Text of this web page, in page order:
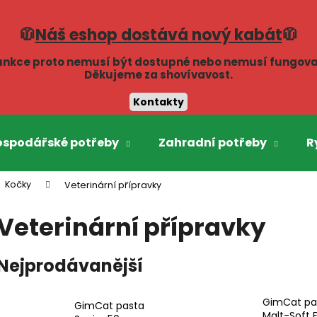
🧥Náš eshop dostává nový kabát🧥
proto nemusí být dostupné nebo nemusí
Děkujeme za shovívavost.
Kontakty
potřeby Zahradní potřeby
Kočky Veterinární přípravky
přípravky
GimCat pasta
GimCat
Co potřebujete najít?
Doporučujeme